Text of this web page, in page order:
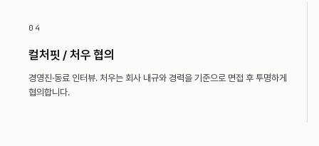
04
컬처핏 / 처우 협의
경영진·동료 인터뷰. 처우는 회사 내규와 경력을 기준으로 면접 후 투명하게
협의합니다.